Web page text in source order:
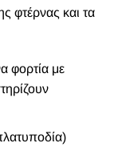
φτέρνας και τα
φορτία με